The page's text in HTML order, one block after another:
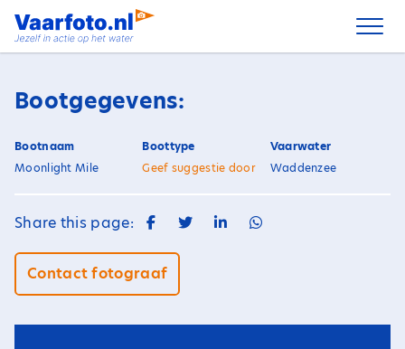
Spring
naar
Bootgegevens:
Bootnaam
Moonlight Mile
Boottype
Geef suggestie door
Vaarwater
Waddenzee
Share this page:
Contact fotograaf